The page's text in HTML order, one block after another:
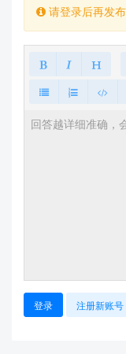
请登录后再发布
登录 注册新账号